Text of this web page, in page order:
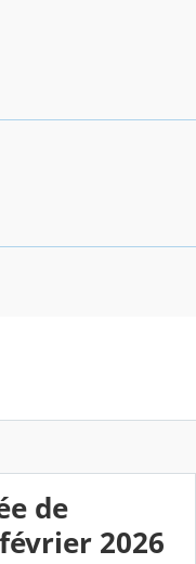
de
2026